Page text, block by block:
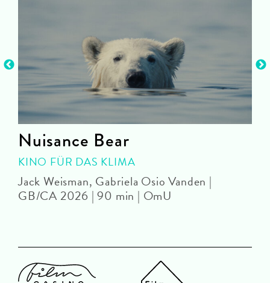
Nuisance Bear
KINO FÜR DAS KLIMA
Jack Weisman, Gabriela Osio Vanden |
GB/CA 2026 | 90 min | OmU